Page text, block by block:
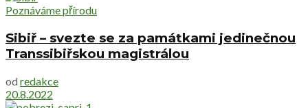
Poznáváme přírodu
Sibiř – svezte se za památkami jedinečnou
Transsibiřskou magistrálou
od redakce
20.8.2022